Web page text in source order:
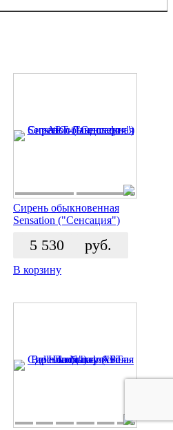
Сирень обыкновенная
Sensation ("Сенсация")
5 530 руб.
В корзину